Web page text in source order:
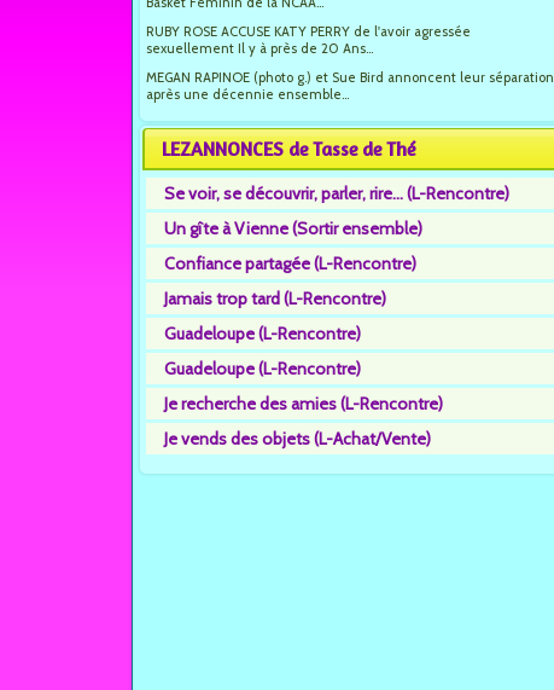
RUBY ROSE ACCUSE KATY PERRY de l'avoir agressée
sexuellement Il y à près de 20 Ans...
MEGAN RAPINOE (photo g.) et Sue Bird annoncent leur séparation
après une décennie ensemble...
LEZANNONCES de Tasse de Thé
Se voir, se découvrir, parler, rire... (L-Rencontre)
Un gîte à Vienne (Sortir ensemble)
Confiance partagée (L-Rencontre)
Jamais trop tard (L-Rencontre)
Guadeloupe (L-Rencontre)
Guadeloupe (L-Rencontre)
Je recherche des amies (L-Rencontre)
Je vends des objets (L-Achat/Vente)